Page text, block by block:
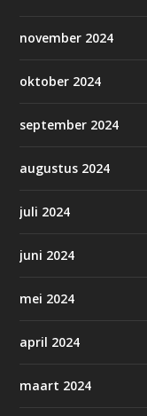
november 2024
oktober 2024
september 2024
augustus 2024
juli 2024
juni 2024
mei 2024
april 2024
maart 2024